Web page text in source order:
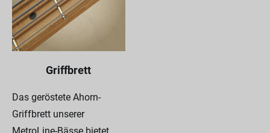
Griffbrett
Das geröstete Ahorn-
Griffbrett unserer